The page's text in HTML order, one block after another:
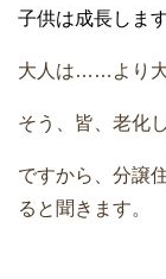
子供は成長します
大人は……より大
そう、皆、老化
ですから、分譲
ると聞きます。